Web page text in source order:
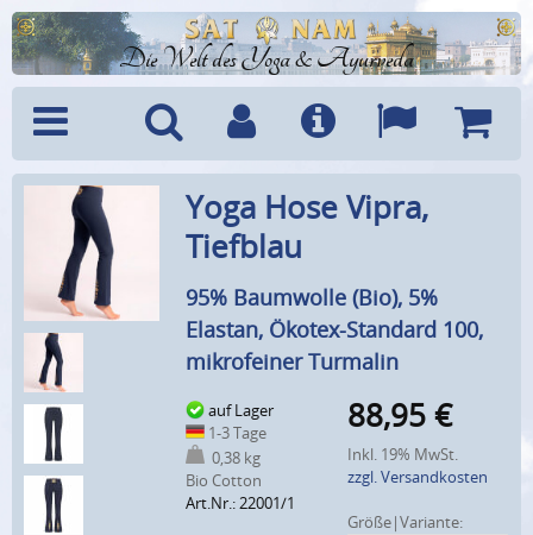
Die Welt des Yoga & Ayurveda
Menü SucheBenutzerkonto
Info Sprachen
Yoga Hose Vipra,
Tiefblau
95% Baumwolle (Bio), 5%
Elastan, Ökotex-Standard 100,
mikrofeiner Turmalin
auf Lager
1-3 Tage
0,38 kg
Bio Cotton
Art.Nr.: 22001/1
88,95 €
Inkl. 19% MwSt.
zzgl. Versandkosten
Größe|Variante: